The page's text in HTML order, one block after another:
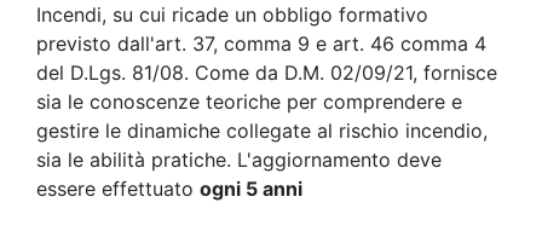
Incendi, su cui ricade un obbligo formativo
previsto dall'art. 37, comma 9 e art. 46 comma 4
del D.Lgs. 81/08. Come da D.M. 02/09/21, fornisce
sia le conoscenze teoriche per comprendere e
gestire le dinamiche collegate al rischio incendio,
sia le abilità pratiche. L'aggiornamento deve
essere effettuato ogni 5 anni